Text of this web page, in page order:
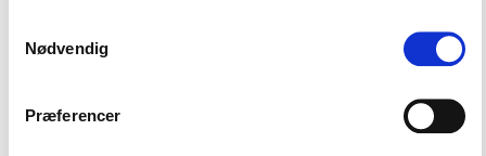
Nødvendig
Præferencer
sportslige og økonomiske ressourcer har dog været
en afgørende positiv forudsætning for, at danske
europæiske turneringer. I årene op til finanskrisen